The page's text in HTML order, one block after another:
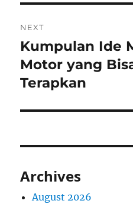
NEXT
Next
post:
Kumpulan Ide
Motor yang
Terapkan
Archives
August 2026